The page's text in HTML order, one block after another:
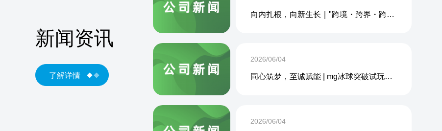
新闻资讯
了解详情
向内扎根，向新生长｜"跨境・跨界・跨周期企业内生力沙龙"成功举办
2026/06/04
同心筑梦，至诚赋能 | mg冰球突破试玩网站 2026年度团建活动圆满收官
2026/06/04